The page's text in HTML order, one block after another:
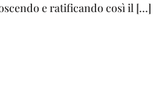
e ratificando così il […]